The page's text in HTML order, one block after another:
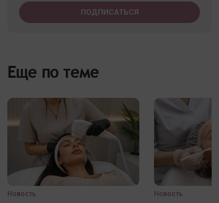
Еще по теме
Новость Новость